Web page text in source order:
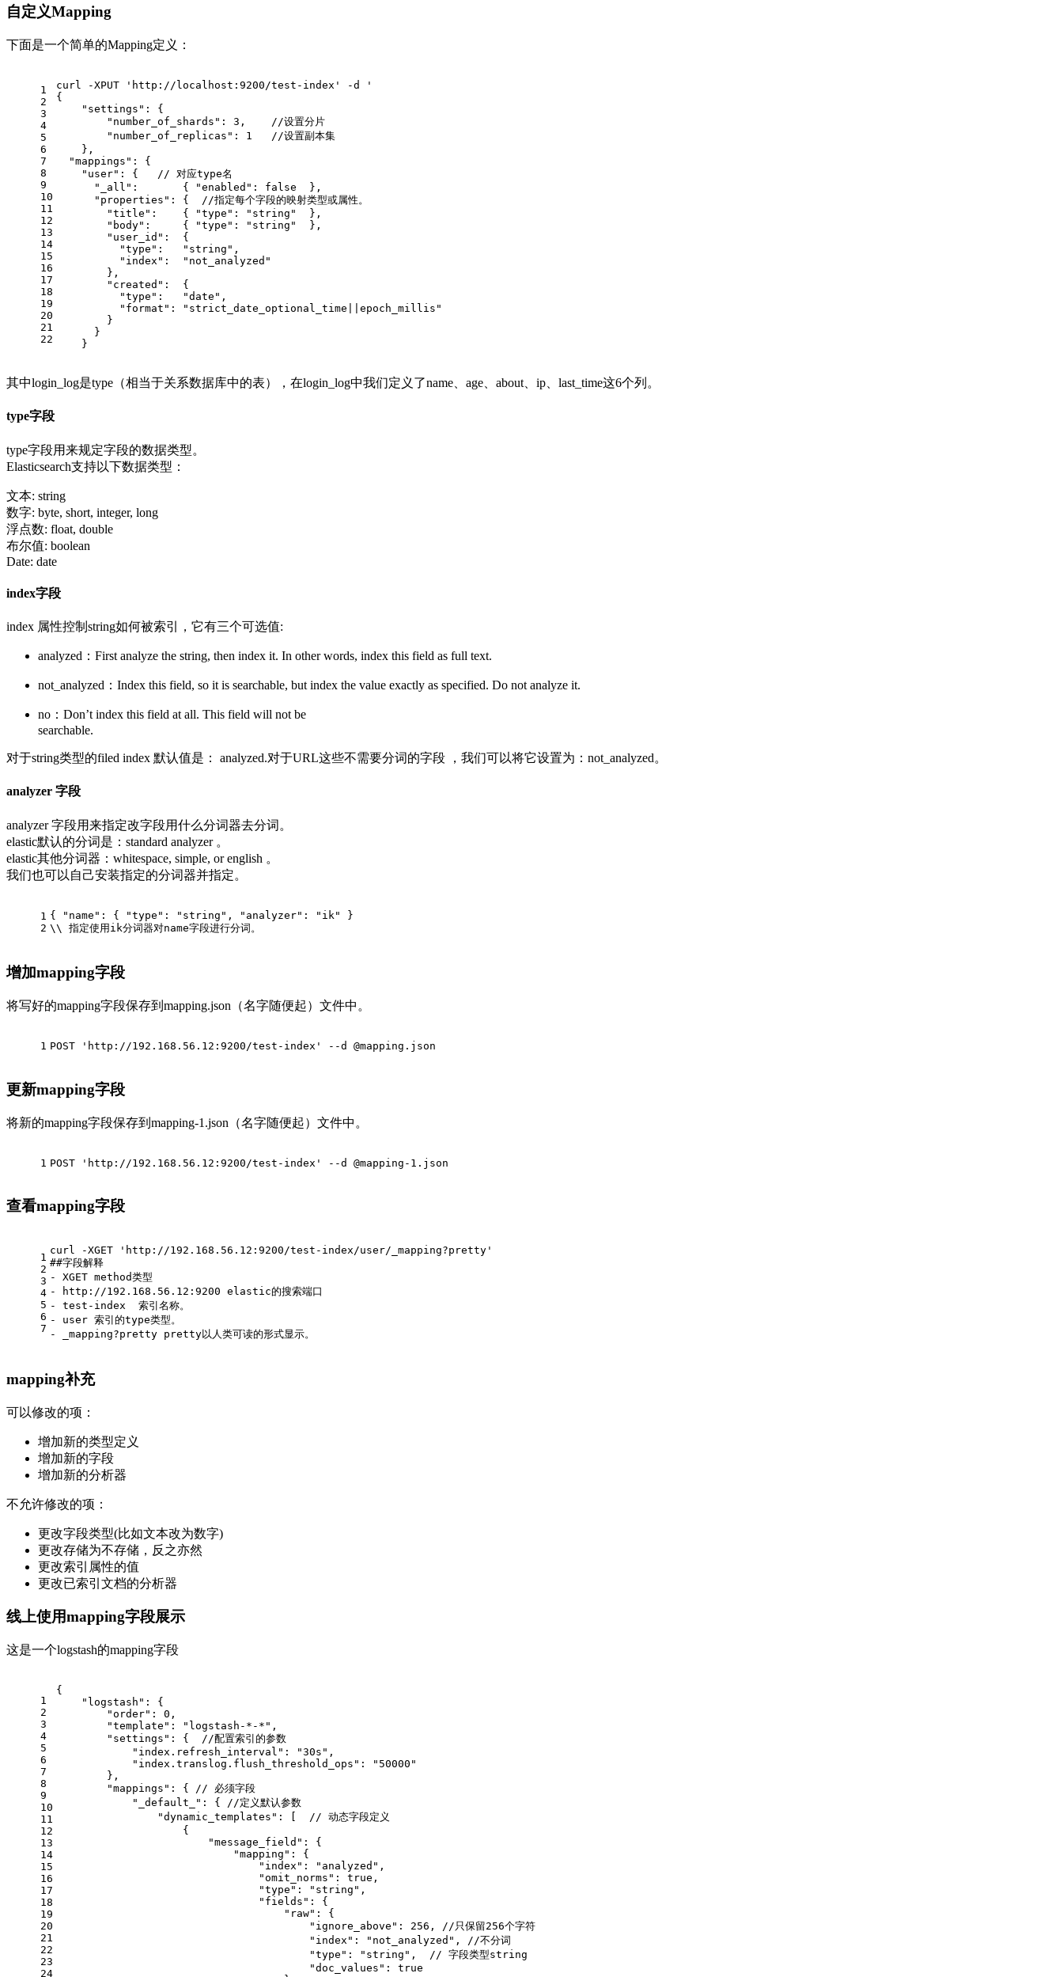
自定义Mapping
下面是一个简单的Mapping定义：
1
2
3
4
5
6
7
8
9
10
11
12
13
14
15
16
17
18
19
20
21
22
curl -XPUT 'http : //localhost:9200/test-index' -d '
{
"settings" :
{
"number_of_shards" : 3 ,
//设置分片
"number_of_replicas" : 1
//设置副本集
} ,
"mappings" :
{
"user" : {
// 对应type名
"_all" : { "enabled" : false } ,
"properties" : {
//指定每个字段的映射类型或属性。
"title" : { "type" : "string" } ,
"body" : { "type" : "string" } ,
"user_id" :
{
"type" : "string" ,
"index" :
"not_analyzed"
} ,
"created" :
{
"type" : "date" ,
"format" :
"strict_date_optional_time||epoch_millis"
}
}
}
其中login_log是type（相当于关系数据库中的表），在login_log中我们定义了name、age、about、ip、last_time这6个列。
type字段
type字段用来规定字段的数据类型。
Elasticsearch支持以下数据类型：
文本: string
数字: byte, short, integer, long
浮点数: float, double
布尔值: boolean
Date: date
index字段
index 属性控制string如何被索引，它有三个可选值:
analyzed：First analyze the string, then index it. In other words, index this field as full text.
not_analyzed：Index this field, so it is searchable, but index the value exactly as specified. Do not analyze it.
no：Don’t index this field at all. This field will not be
searchable.
对于string类型的filed index 默认值是： analyzed.对于URL这些不需要分词的字段 ，我们可以将它设置为：not_analyzed。
analyzer 字段
analyzer 字段用来指定改字段用什么分词器去分词。
elastic默认的分词是：standard analyzer 。
elastic其他分词器：whitespace, simple, or english 。
我们也可以自己安装指定的分词器并指定。
1
2
{ "name" : { "type" : "string" , "analyzer" : "ik"
}
\\ 指定使用ik分词器对name字段进行分词。
增加mapping字段
将写好的mapping字段保存到mapping.json（名字随便起）文件中。
1 POST 'http://192.168.56.12:9200/test-index' --d @mapping.json
更新mapping字段
将新的mapping字段保存到mapping-1.json（名字随便起）文件中。
1 POST 'http://192.168.56.12:9200/test-index' --d @mapping-1.json
查看mapping字段
1
2
3
4
5
6
7
curl -XGET 'http://192.168.56.12:9200/test-index/user/_mapping?pretty'
##字段解释
- XGET method类型
- http://192.168.56.12:9200 elastic的搜索端口
- test-index  索引名称。
- user 索引的type类型。
- _mapping?pretty pretty以人类可读的形式显示。
mapping补充
可以修改的项：
增加新的类型定义
增加新的字段
增加新的分析器
不允许修改的项：
更改字段类型(比如文本改为数字)
更改存储为不存储，反之亦然
更改索引属性的值
更改已索引文档的分析器
线上使用mapping字段展示
这是一个logstash的mapping字段
1
2
3
4
5
6
7
8
9
10
11
12
13
14
15
16
17
18
19
20
21
22
23
24
{
"logstash" :
{
"order" : 0 ,
"template" : "logstash-*-*" ,
"settings" : {
//配置索引的参数
"index.refresh_interval" : "30s" ,
"index.translog.flush_threshold_ops" :
"50000"
} ,
"mappings" : {
// 必须字段
"_default_" : {
//定义默认参数
"dynamic_templates" :
// 动态字段定义
{
"message_field" :
{
"mapping" :
{
"index" : "analyzed" ,
"omit_norms" : true ,
"type" : "string" ,
"fields" :
{
"raw" :
{
"ignore_above" : 256 ,
//只保留256个字符
"index" : "not_analyzed" ,
//不分词
"type" : "string" ,
// 字段类型string
"doc_values" :
true